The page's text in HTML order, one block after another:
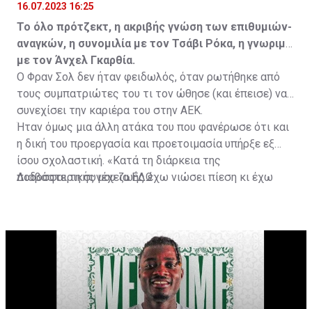
16.07.2023 16:25
Το όλο πρότζεκτ, η ακριβής γνώση των επιθυμιών-
αναγκών, η συνομιλία με τον Τσάβι Ρόκα, η γνωριμία
με τον Άνχελ Γκαρθία.
Ο Φραν Σολ δεν ήταν φειδωλός, όταν ρωτήθηκε από
τους συμπατριώτες του τι τον ώθησε (και έπεισε) να
συνεχίσει την καριέρα του στην ΑΕΚ.
Ήταν όμως μια άλλη ατάκα του που φανέρωσε ότι και
η δική του προεργασία και προετοιμασία υπήρξε εξ
ίσου σχολαστική. «Κατά τη διάρκεια της
ποδοσφαιρικής μου ζωής έχω νιώσει πίεση κι έχω
31χρονος άσος.
Διαβάστε τη συνέχειαΕΔΩ